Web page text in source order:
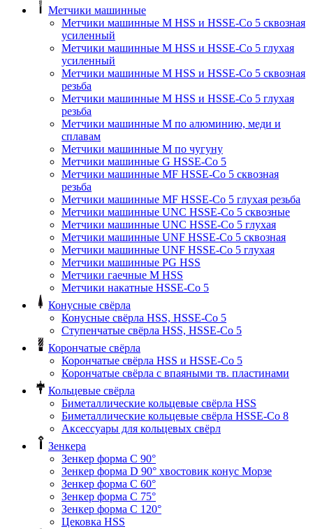
Метчики машинные
Метчики машинные M HSS и HSSE-Co 5 сквозная
усиленный
Метчики машинные M HSS и HSSE-Co 5 глухая
усиленный
Метчики машинные M HSS и HSSE-Co 5 сквозная
резьба
Метчики машинные M HSS и HSSE-Co 5 глухая
резьба
Метчики машинные M по алюминию, меди и
сплавам
Метчики машинные M по чугуну
Метчики машинные G HSSE-Co 5
Метчики машинные MF HSSE-Co 5 сквозная
резьба
Метчики машинные MF HSSE-Co 5 глухая резьба
Метчики машинные UNC HSSE-Co 5 сквозные
Метчики машинные UNC HSSE-Co 5 глухая
Метчики машинные UNF HSSE-Co 5 сквозная
Метчики машинные UNF HSSE-Co 5 глухая
Метчики машинные PG HSS
Метчики гаечные M HSS
Метчики накатные HSSE-Co 5
Конусные свёрла
Конусные свёрла HSS, HSSE-Co 5
Ступенчатые свёрла HSS, HSSE-Co 5
Корончатые свёрла
Корончатые свёрла HSS и HSSE-Co 5
Корончатые свёрла с впаяными тв. пластинами
Кольцевые свёрла
Биметаллические кольцевые свёрла HSS
Биметаллические кольцевые свёрла HSSE-Co 8
Аксессуары для кольцевых свёрл
Зенкера
Зенкер форма С 90°
Зенкер форма D 90° хвостовик конус Морзе
Зенкер форма С 60°
Зенкер форма С 75°
Зенкер форма С 120°
Цековка HSS